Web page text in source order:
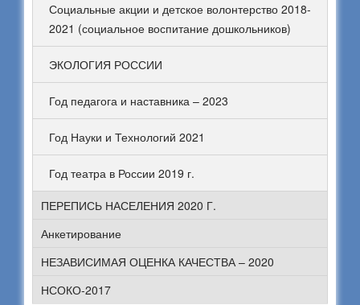
Социальные акции и детское волонтерство 2018-
2021 (социальное воспитание дошкольников)
ЭКОЛОГИЯ РОССИИ
Год педагога и наставника – 2023
Год Науки и Технологий 2021
Год театра в России 2019 г.
ПЕРЕПИСЬ НАСЕЛЕНИЯ 2020 Г.
Анкетирование
НЕЗАВИСИМАЯ ОЦЕНКА КАЧЕСТВА – 2020
НСОКО-2017